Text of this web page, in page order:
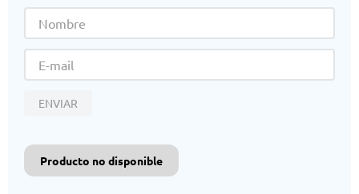
ENVIAR
Producto no disponible